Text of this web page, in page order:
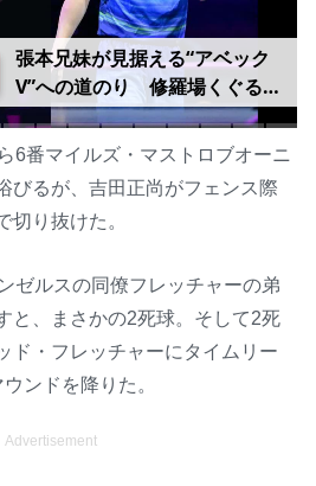
張本兄妹が見据える“アベック
V”への道のり 修羅場くぐる美
和は中国撃破へ「準備して挑
む」男子エース対決の智和は
「そのままいくだけ」【WTTチ
ャンピオンズ横浜2026】
6番マイルズ・マストロブオーニ
びるが、吉田正尚がフェンス際
切り抜けた。
ゼルスの同僚フレッチャーの弟
と、まさかの2死球。そして2死
ド・フレッチャーにタイムリー
ンドを降りた。
Advertisement